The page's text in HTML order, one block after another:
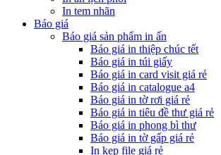
In tem nhãn
Báo giá
Báo giá sản phẩm in ấn
Báo giá in thiệp chúc tết
Báo giá in túi giấy
Báo giá in card visit giá rẻ
Báo giá in catalogue a4
Báo giá in tờ rơi giá rẻ
Báo giá in tiêu đề thư giá rẻ
Báo giá in phong bì thư
Báo giá in tờ gấp giá rẻ
In kẹp file giá rẻ